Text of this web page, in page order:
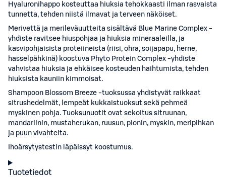
Hyaluronihappo kosteuttaa hiuksia tehokkaasti ilman rasvaista
tunnetta, tehden niistä ilmavat ja terveen näköiset.
Merivettä ja merileväuutteita sisältävä Blue Marine Complex -
yhdiste ravitsee hiuspohjaa ja hiuksia mineraaleilla, ja
kasvipohjaisista proteiineista (riisi, ohra, soijapapu, herne,
hasselpähkinä) koostuva Phyto Protein Complex -yhdiste
vahvistaa hiuksia ja ehkäisee kosteuden haihtumista, tehden
hiuksista kauniin kimmoisat.
Shampoon Blossom Breeze -tuoksussa yhdistyvät raikkaat
sitrushedelmät, lempeät kukkaistuoksut sekä pehmeä
myskinen pohja. Tuoksunuotit ovat sekoitus sitruunan,
mandariinin, mustaherukan, ruusun, pionin, myskin, meripihkan
ja puun vivahteita.
Ihoärsytystestin läpäissyt koostumus.
Tuotetiedot